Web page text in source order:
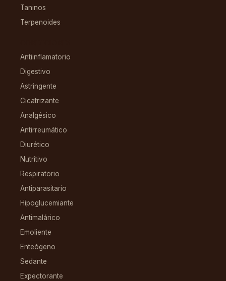
Taninos
Terpenoides
Antiinflamatorio
Digestivo
Astringente
Cicatrizante
Analgésico
Antirreumático
Diurético
Nutritivo
Respiratorio
Antiparasitario
Hipoglucemiante
Antimalárico
Emoliente
Enteógeno
Sedante
Expectorante